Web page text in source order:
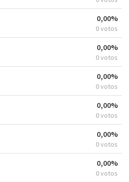
0,00%
0 votos
0,00%
0 votos
0,00%
0 votos
0,00%
0 votos
0,00%
0 votos
0,00%
0 votos